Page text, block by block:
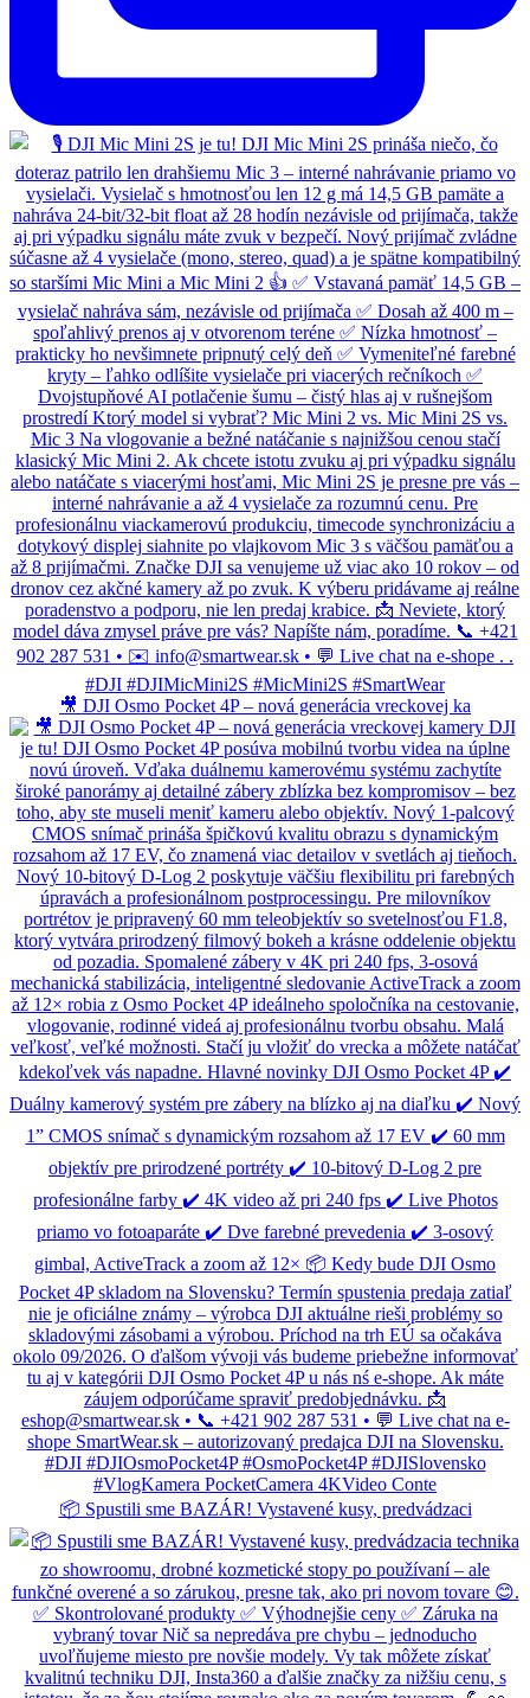
🎥 DJI Osmo Pocket 4P – nová generácia vreckovej ka
📦 Spustili sme BAZÁR! Vystavené kusy, predvádzaci